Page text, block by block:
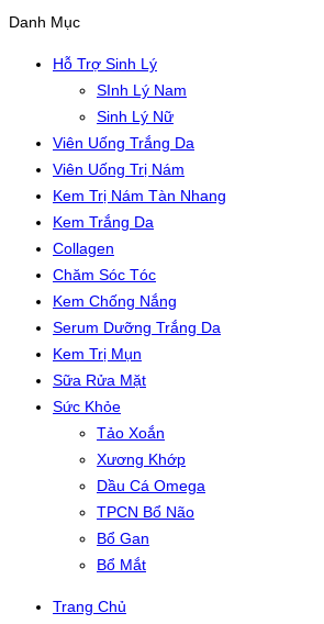
Danh Mục
Hỗ Trợ Sinh Lý
SInh Lý Nam
Sinh Lý Nữ
Viên Uống Trắng Da
Viên Uống Trị Nám
Kem Trị Nám Tàn Nhang
Kem Trắng Da
Collagen
Chăm Sóc Tóc
Kem Chống Nắng
Serum Dưỡng Trắng Da
Kem Trị Mụn
Sữa Rửa Mặt
Sức Khỏe
Tảo Xoắn
Xương Khớp
Dầu Cá Omega
TPCN Bổ Não
Bổ Gan
Bổ Mắt
Trang Chủ